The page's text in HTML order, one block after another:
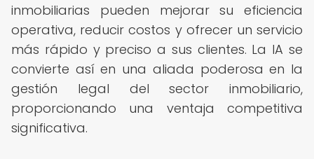
inmobiliarias pueden mejorar su eficiencia
operativa, reducir costos y ofrecer un servicio
más rápido y preciso a sus clientes. La IA se
convierte así en una aliada poderosa en la
gestión legal del sector inmobiliario,
proporcionando una ventaja competitiva
significativa.